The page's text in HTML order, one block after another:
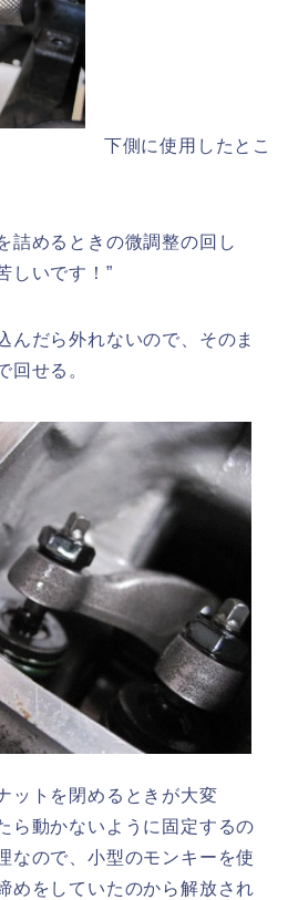
下側に使用したとこ
詰めるときの微調整の回し
しいです！”
んだら外れないので、そのま
回せる。
ットを閉めるときが大変
ら動かないように固定するの
なので、小型のモンキーを使
めをしていたのから解放され